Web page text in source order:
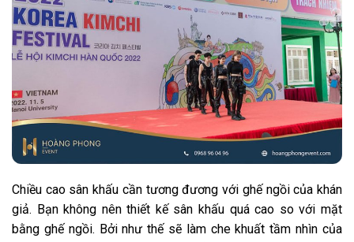
Chiều cao sân khấu cần tương đương với ghế ngồi của khán
giả. Bạn không nên thiết kế sân khấu quá cao so với mặt
bằng ghế ngồi. Bởi như thế sẽ làm che khuất tầm nhìn của